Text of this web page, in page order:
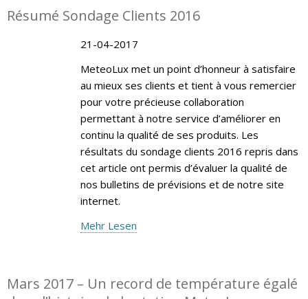
Résumé Sondage Clients 2016
21-04-2017
MeteoLux met un point d’honneur à satisfaire
au mieux ses clients et tient à vous remercier
pour votre précieuse collaboration
permettant à notre service d’améliorer en
continu la qualité de ses produits. Les
résultats du sondage clients 2016 repris dans
cet article ont permis d’évaluer la qualité de
nos bulletins de prévisions et de notre site
internet.
Mehr Lesen
Mars 2017 – Un record de température égalé